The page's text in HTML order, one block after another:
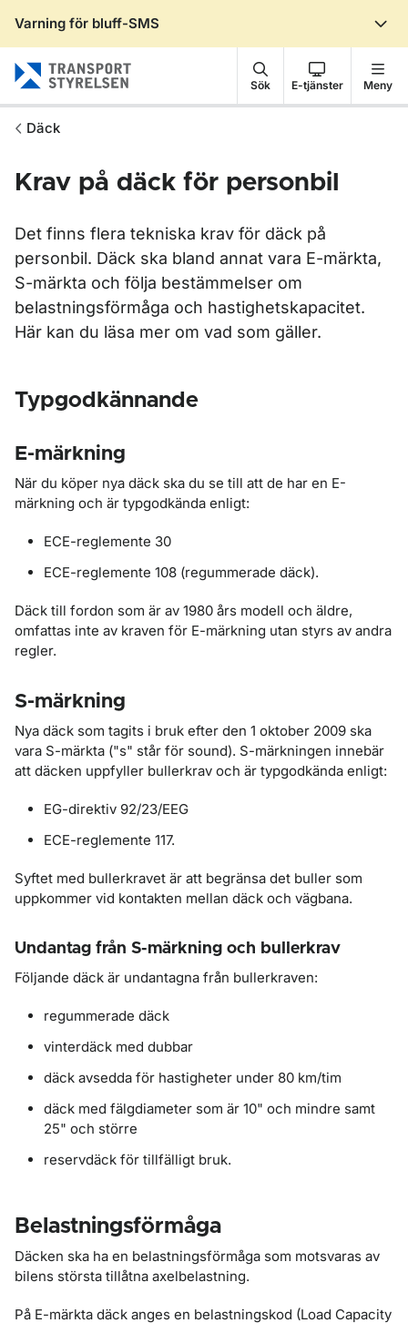
Varning för bluff-SMS
Sök E-tjänster Meny
Däck
Krav på däck för personbil
Det finns flera tekniska krav för däck på
personbil. Däck ska bland annat vara E-märkta,
S-märkta och följa bestämmelser om
belastningsförmåga och hastighetskapacitet.
Här kan du läsa mer om vad som gäller.
Typgodkännande
E-märkning
När du köper nya däck ska du se till att de har en E-
märkning och är typgodkända enligt:
ECE-reglemente 30
ECE-reglemente 108 (regummerade däck).
Däck till fordon som är av 1980 års modell och äldre,
omfattas inte av kraven för E-märkning utan styrs av andra
regler.
S-märkning
Nya däck som tagits i bruk efter den 1 oktober 2009 ska
vara S-märkta ("s" står för sound). S-märkningen innebär
att däcken uppfyller bullerkrav och är typgodkända enligt:
EG-direktiv 92/23/EEG
ECE-reglemente 117.
Syftet med bullerkravet är att begränsa det buller som
uppkommer vid kontakten mellan däck och vägbana.
Undantag från S-märkning och bullerkrav
Följande däck är undantagna från bullerkraven:
regummerade däck
vinterdäck med dubbar
däck avsedda för hastigheter under 80 km/tim
däck med fälgdiameter som är 10" och mindre samt
25" och större
reservdäck för tillfälligt bruk.
Belastningsförmåga
Däcken ska ha en belastningsförmåga som motsvaras av
bilens största tillåtna axelbelastning.
På E-märkta däck anges en belastningskod (Load Capacity